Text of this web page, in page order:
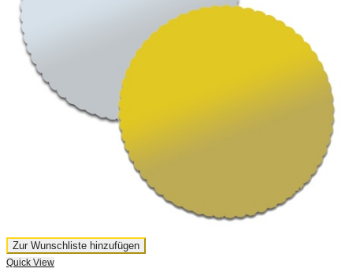
Zur Wunschliste hinzufügen
Quick View